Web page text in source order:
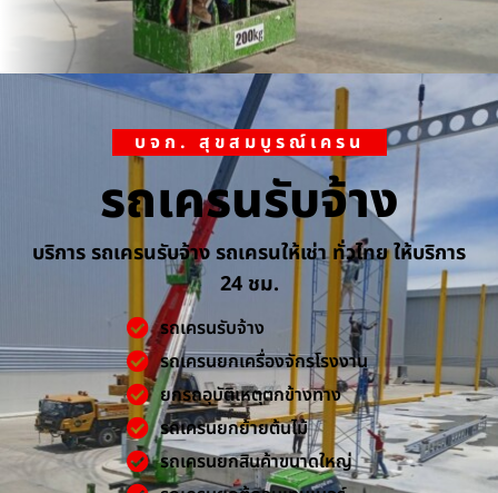
บจก. สุขสมบูรณ์เครน
รถเครนรับจ้าง
บริการ รถเครนรับจ้าง รถเครนให้เช่า ทั่วไทย ให้บริการ
24 ชม.
รถเครนรับจ้าง
รถเครนยกเครื่องจักรโรงงาน
ยกรถอุบัติเหตุตกข้างทาง
รถเครนยกย้ายต้นไม้
รถเครนยกสินค้าขนาดใหญ่